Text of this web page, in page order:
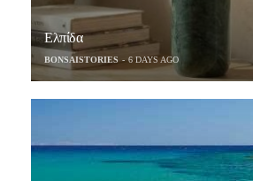
Ελπίδα
BONSAISTORIES 6 DAYS AGO